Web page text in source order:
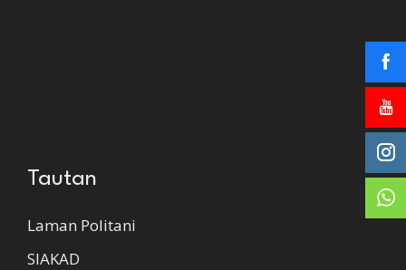
Tautan
Laman Politani
SIAKAD